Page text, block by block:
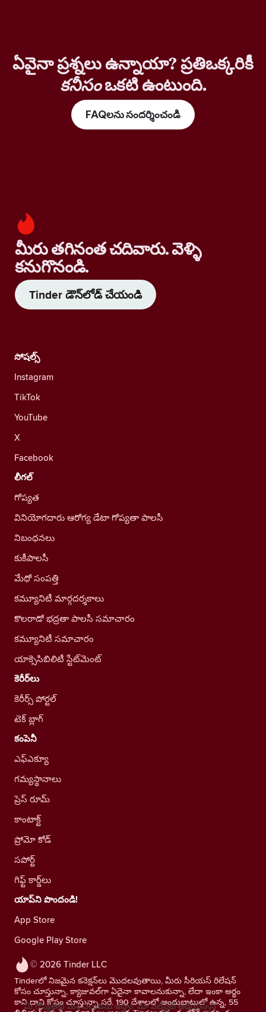
ఏవైనా ప్రశ్నలు ఉన్నాయా? ప్రతిఒక్కరికీ
కనీసంఒకటి ఉంటుంది.
FAQలను సందర్శించండి
మీరు తగినంత చదివారు. వెళ్ళి
కనుగొనండి.
Tinder డౌన్‌లోడ్ చేయండి
© 2026 Tinder LLC
Tinderలో నిజమైన కనెక్షన్‌లు మొదలవుతాయి, మీరు సీరియస్ రిలేషన్
కోసం చూస్తున్నా, క్యాజువల్‌గా ఏదైనా కావాలనుకున్నా, లేదా ఇంకా అర్థం
కాని దాని కోసం చూస్తున్నా సరే. 190 దేశాలలో అందుబాటులో ఉన్న, 55
సోషల్స్
Instagram
TikTok
YouTube
X
Facebook
లీగల్
గోప్యత
వినియోగదారు ఆరోగ్య డేటా గోప్యతా పాలసీ
నిబంధనలు
కుకీపాలసీ
మేధో సంపత్తి
కమ్యూనిటీ మార్గదర్శకాలు
కొలరాడో భద్రతా పాలసీ సమాచారం
కమ్యూనిటీ సమాచారం
యాక్సెసిబిలిటీ స్టేట్‌మెంట్
కెరీర్‌లు
కెరీర్స్ పోర్టల్
టెక్ బ్లాగ్
కంపెనీ
ఎఫ్ఎక్యూ
గమ్యస్థానాలు
ప్రెస్ రూమ్
కాంటాక్ట్
ప్రోమో కోడ్
సపోర్ట్
గిఫ్ట్ కార్డ్‌లు
యాప్‌ని పొందండి!
App Store
Google Play Store
మీ గోప్యతకు మేం విలువను ఇస్తాం. మా వెబ్‌సైట్ ఆడియెన్స్‌ని